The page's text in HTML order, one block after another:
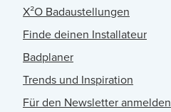
X²O Badaustellungen
Finde deinen Installateur
Badplaner
Trends und Inspiration
Für den Newsletter anmelden